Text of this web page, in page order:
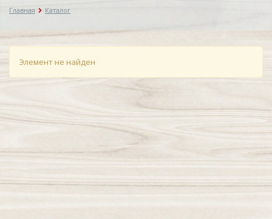
Главная Каталог
Элемент не найден